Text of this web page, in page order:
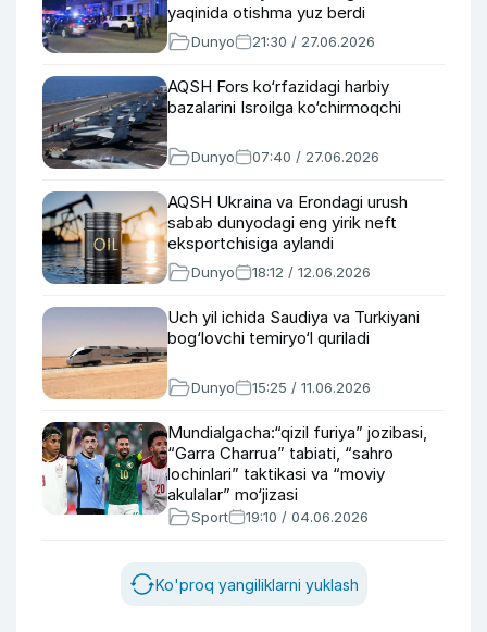
yaqinida otishma yuz berdi
Dunyo 21:30 / 27.06.2026
AQSH Fors ko‘rfazidagi harbiy
bazalarini Isroilga ko‘chirmoqchi
Dunyo 07:40 / 27.06.2026
AQSH Ukraina va Erondagi urush
sabab dunyodagi eng yirik neft
eksportchisiga aylandi
Dunyo 18:12 / 12.06.2026
Uch yil ichida Saudiya va Turkiyani
bog‘lovchi temiryo‘l quriladi
Dunyo 15:25 / 11.06.2026
Mundialgacha:“qizil furiya” jozibasi,
“Garra Charrua” tabiati, “sahro
lochinlari” taktikasi va “moviy
akulalar” mo‘jizasi
Sport 19:10 / 04.06.2026
Ko'proq yangiliklarni yuklash